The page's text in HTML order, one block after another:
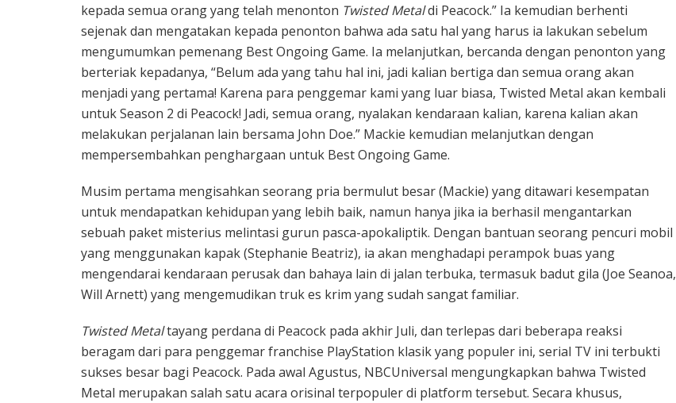
kepada semua orang yang telah menonton Twisted Metaldi Peacock.” Ia kemudian berhenti
sejenak dan mengatakan kepada penonton bahwa ada satu hal yang harus ia lakukan sebelum
mengumumkan pemenang Best Ongoing Game. Ia melanjutkan, bercanda dengan penonton yang
berteriak kepadanya, “Belum ada yang tahu hal ini, jadi kalian bertiga dan semua orang akan
menjadi yang pertama! Karena para penggemar kami yang luar biasa, Twisted Metal akan kembali
untuk Season 2 di Peacock! Jadi, semua orang, nyalakan kendaraan kalian, karena kalian akan
melakukan perjalanan lain bersama John Doe.” Mackie kemudian melanjutkan dengan
mempersembahkan penghargaan untuk Best Ongoing Game.
Musim pertama mengisahkan seorang pria bermulut besar (Mackie) yang ditawari kesempatan
untuk mendapatkan kehidupan yang lebih baik, namun hanya jika ia berhasil mengantarkan
sebuah paket misterius melintasi gurun pasca-apokaliptik. Dengan bantuan seorang pencuri mobil
yang menggunakan kapak (Stephanie Beatriz), ia akan menghadapi perampok buas yang
mengendarai kendaraan perusak dan bahaya lain di jalan terbuka, termasuk badut gila (Joe Seanoa,
Will Arnett) yang mengemudikan truk es krim yang sudah sangat familiar.
Twisted Metaltayang perdana di Peacock pada akhir Juli, dan terlepas dari beberapa reaksi
beragam dari para penggemar franchise PlayStation klasik yang populer ini, serial TV ini terbukti
sukses besar bagi Peacock. Pada awal Agustus, NBCUniversal mengungkapkan bahwa Twisted
Metal merupakan salah satu acara orisinal terpopuler di platform tersebut. Secara khusus,